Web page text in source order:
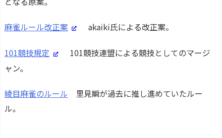
麻雀ルール改正案 akaiki氏による改正案。
101競技規定
101競技連盟による競技としてのマージ
ャン。
綾目麻雀のルール 里見瞬が過去に推し進めていたルー
ル。